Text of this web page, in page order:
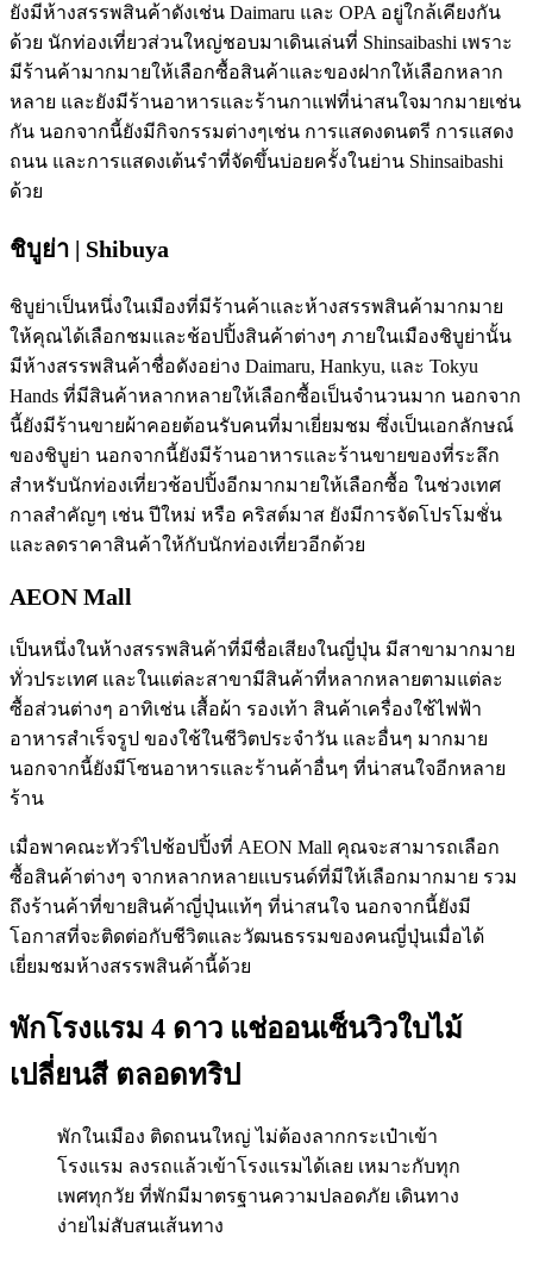
ยังมีห้างสรรพสินค้าดังเช่น Daimaru และ OPA อยู่ใกล้เคียงกัน
ด้วย นักท่องเที่ยวส่วนใหญ่ชอบมาเดินเล่นที่ Shinsaibashi เพราะ
มีร้านค้ามากมายให้เลือกซื้อสินค้าและของฝากให้เลือกหลาก
หลาย และยังมีร้านอาหารและร้านกาแฟที่น่าสนใจมากมายเช่น
กัน นอกจากนี้ยังมีกิจกรรมต่างๆเช่น การแสดงดนตรี การแสดง
ถนน และการแสดงเต้นรำที่จัดขึ้นบ่อยครั้งในย่าน Shinsaibashi
ด้วย
ชิบูย่า | Shibuya
ชิบูย่าเป็นหนึ่งในเมืองที่มีร้านค้าและห้างสรรพสินค้ามากมาย
ให้คุณได้เลือกชมและช้อปปิ้งสินค้าต่างๆ ภายในเมืองชิบูย่านั้น
มีห้างสรรพสินค้าชื่อดังอย่าง Daimaru, Hankyu, และ Tokyu
Hands ที่มีสินค้าหลากหลายให้เลือกซื้อเป็นจำนวนมาก นอกจาก
นี้ยังมีร้านขายผ้าคอยต้อนรับคนที่มาเยี่ยมชม ซึ่งเป็นเอกลักษณ์
ของชิบูย่า นอกจากนี้ยังมีร้านอาหารและร้านขายของที่ระลึก
สำหรับนักท่องเที่ยวช้อปปิ้งอีกมากมายให้เลือกซื้อ ในช่วงเทศ
กาลสำคัญๆ เช่น ปีใหม่ หรือ คริสต์มาส ยังมีการจัดโปรโมชั่น
และลดราคาสินค้าให้กับนักท่องเที่ยวอีกด้วย
AEON Mall
เป็นหนึ่งในห้างสรรพสินค้าที่มีชื่อเสียงในญี่ปุ่น มีสาขามากมาย
ทั่วประเทศ และในแต่ละสาขามีสินค้าที่หลากหลายตามแต่ละ
ซื้อส่วนต่างๆ อาทิเช่น เสื้อผ้า รองเท้า สินค้าเครื่องใช้ไฟฟ้า
อาหารสำเร็จรูป ของใช้ในชีวิตประจำวัน และอื่นๆ มากมาย
นอกจากนี้ยังมีโซนอาหารและร้านค้าอื่นๆ ที่น่าสนใจอีกหลาย
ร้าน
เมื่อพาคณะทัวร์ไปช้อปปิ้งที่ AEON Mall คุณจะสามารถเลือก
ซื้อสินค้าต่างๆ จากหลากหลายแบรนด์ที่มีให้เลือกมากมาย รวม
ถึงร้านค้าที่ขายสินค้าญี่ปุ่นแท้ๆ ที่น่าสนใจ นอกจากนี้ยังมี
โอกาสที่จะติดต่อกับชีวิตและวัฒนธรรมของคนญี่ปุ่นเมื่อได้
เยี่ยมชมห้างสรรพสินค้านี้ด้วย
พักโรงแรม 4 ดาว แช่ออนเซ็นวิวใบไม้
เปลี่ยนสี ตลอดทริป
พักในเมือง ติดถนนใหญ่ ไม่ต้องลากกระเป๋าเข้า
โรงแรม ลงรถแล้วเข้าโรงแรมได้เลย เหมาะกับทุก
เพศทุกวัย ที่พักมีมาตรฐานความปลอดภัย เดินทาง
ง่ายไม่สับสนเส้นทาง